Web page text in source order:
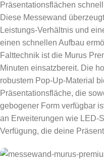
Präsentationsflächen
Diese Messewand
Leistungs-Verhältnis und
einen schnellen Aufbau
Falttechnik ist die Murus
Minuten einsatzbereit. Die
robustem Pop-Up-Material
Präsentationsfläche, die
gebogener Form verfügbar
an Erweiterungen wie LED-
Verfügung, die deine